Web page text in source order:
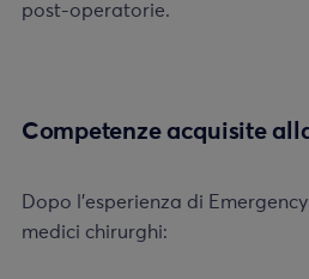
post-operatorie.
Competenze acquisite
Dopo l’esperienza di
medici chirurghi: